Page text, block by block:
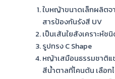
ใบหญ้าขนาดเล็กผลิตจ
สารป้องกันรังสี UV
เป็นเส้นใยสังเคราะห์ช
รูปทรง C Shape
หญ้าเสมือนธรรมชาติ
สีน้ำตาลที่โคนต้น เลือก